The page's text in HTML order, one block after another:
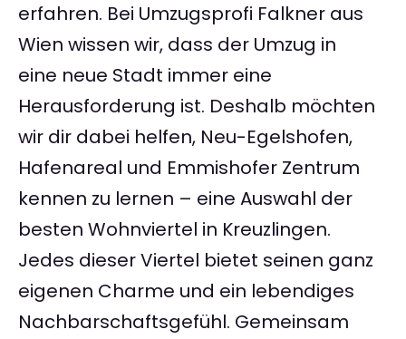
erfahren. Bei Umzugsprofi Falkner aus
Wien wissen wir, dass der Umzug in
eine neue Stadt immer eine
Herausforderung ist. Deshalb möchten
wir dir dabei helfen, Neu-Egelshofen,
Hafenareal und Emmishofer Zentrum
kennen zu lernen – eine Auswahl der
besten Wohnviertel in Kreuzlingen.
Jedes dieser Viertel bietet seinen ganz
eigenen Charme und ein lebendiges
Nachbarschaftsgefühl. Gemeinsam